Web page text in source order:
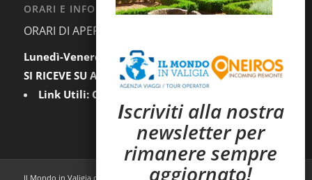
ORARI E INFORMAZIONI
ORARI DI APERTURA AL PUBBLICO:
Lunedì-Venerdì:
9.30-12.30 / 15.00-18.00
SI RICEVE SU APPUNTAMENTO
Link Utili: Condizioni Generali
Il Mondo in Valigia di C&D Viaggi sas - P.iva: 07585620011 |Condizioni
Iscriviti alla nostra
newsletter per
rimanere sempre
aggiornato!